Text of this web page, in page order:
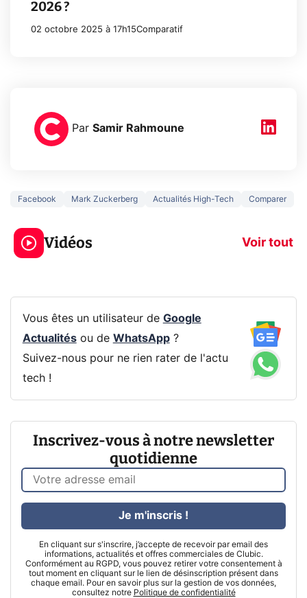
2026 ?
02 octobre 2025 à 17h15Comparatif
Par Samir Rahmoune
Facebook Mark Zuckerberg Actualités High-Tech Comparer
Vidéos Voir tout
3 écrans en 1 pour
319€ ? Voici L'AOC
CQ32G4ZA !
5 générations
prochaine
Vous êtes un utilisateur de Google
Actualitésou de WhatsApp?
Suivez-nous pour ne rien rater de l'actu
tech !
Inscrivez-vous à notre newsletter
quotidienne
En cliquant sur s'inscrire, j’accepte de recevoir par email des
informations, actualités et offres commerciales de Clubic.
Conformément au RGPD, vous pouvez retirer votre consentement à
tout moment en cliquant sur le lien de désinscription présent dans
chaque email. Pour en savoir plus sur la gestion de vos données,
consultez notre Politique de confidentialité
Je m'inscris !